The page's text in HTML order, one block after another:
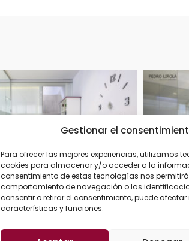
Gestionar el
Para ofrecer las mejores experiencias, utilizamos
cookies para almacenar y/o acceder a la
consentimiento de estas tecnologías nos
comportamiento de navegación o las
consentir o retirar el consentimiento, puede
características y funciones.